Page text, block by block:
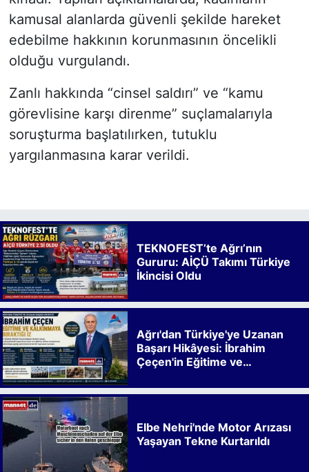
kamusal alanlarda güvenli şekilde hareket
edebilme hakkının korunmasının öncelikli
olduğu vurgulandı.
Zanlı hakkında “cinsel saldırı” ve “kamu
görevlisine karşı direnme” suçlamalarıyla
soruşturma başlatılırken, tutuklu
yargılanmasına karar verildi.
TEKNOFEST’te Ağrı’nın
Gururu: AİÇÜ Takımı Türkiye
İkincisi Oldu
Ağrı'dan Türkiye'ye Uzanan
Başarı Hikâyesi: İbrahim
Çeçen'in Eğitime ve
Elbe Nehri'nde Motor Arızası
Yaşayan Tekne Kurtarıldı